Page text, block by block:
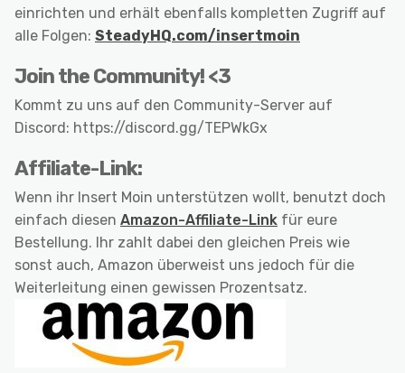
einrichten und erhält ebenfalls kompletten Zugriff auf
alle Folgen: SteadyHQ.com/insertmoin
Join the Community! <3
Kommt zu uns auf den Community-Server auf
Discord: https://discord.gg/TEPWkGx
Affiliate-Link:
Wenn ihr Insert Moin unterstützen wollt, benutzt doch
einfach diesen Amazon-Affiliate-Link für eure
Bestellung. Ihr zahlt dabei den gleichen Preis wie
sonst auch, Amazon überweist uns jedoch für die
Weiterleitung einen gewissen Prozentsatz.